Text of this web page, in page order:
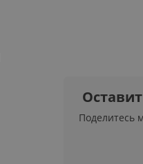
Поделитесь